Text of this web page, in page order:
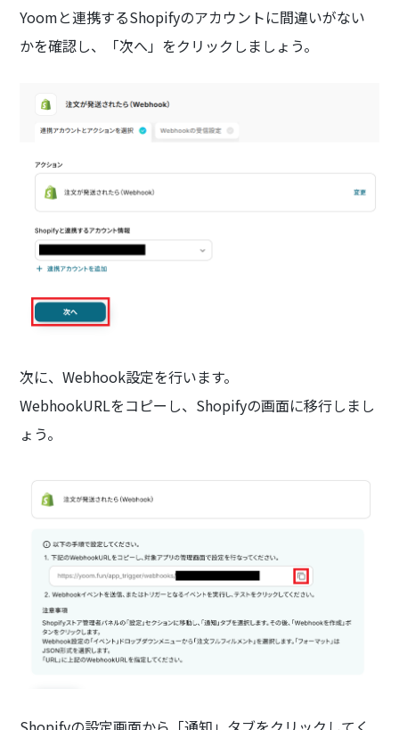
Yoomと連携するShopifyのアカウントに間違いがない
かを確認し、「次へ」をクリックしましょう。
次に、Webhook設定を行います。
WebhookURLをコピーし、Shopifyの画面に移行しまし
ょう。